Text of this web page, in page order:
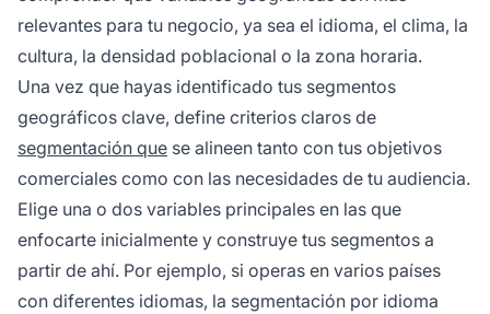
relevantes para tu negocio, ya sea el idioma, el clima, la
cultura, la densidad poblacional o la zona horaria.
Una vez que hayas identificado tus segmentos
geográficos clave, define criterios claros de
segmentación que se alineen tanto con tus objetivos
comerciales como con las necesidades de tu audiencia.
Elige una o dos variables principales en las que
enfocarte inicialmente y construye tus segmentos a
partir de ahí. Por ejemplo, si operas en varios países
con diferentes idiomas, la segmentación por idioma